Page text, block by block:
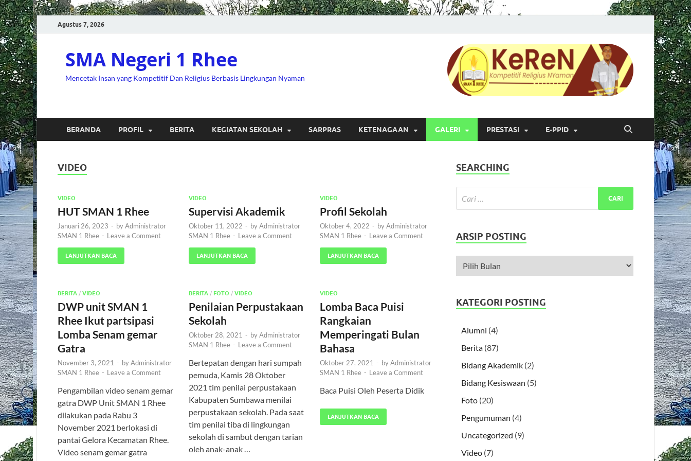
Agustus 7, 2026
SMA Negeri 1 Rhee
Mencetak Insan yang Kompetitif Dan Religius Berbasis Lingkungan Nyaman
BERANDA PROFIL BERITA KEGIATAN SEKOLAH SARPRAS KETENAGAAN GALERI PRESTASI E-PPID
VIDEO
VIDEO
HUT SMAN 1 Rhee
Januari 26, 2023 - byAdministrator
SMAN 1 Rhee - Leave a Comment
LANJUTKAN BACA
VIDEO
Supervisi Akademik
Oktober 11, 2022 - byAdministrator
SMAN 1 Rhee - Leave a Comment
LANJUTKAN BACA
VIDEO
Profil Sekolah
Oktober 4, 2022 - byAdministrator
SMAN 1 Rhee - Leave a Comment
LANJUTKAN BACA
BERITA / VIDEO
DWP unit SMAN 1
Rhee Ikut partsipasi
Lomba Senam gemar
Gatra
November 3, 2021 - byAdministrator
SMAN 1 Rhee - Leave a Comment
Pengambilan video senam gemar
gatra DWP Unit SMAN 1 Rhee
dilakukan pada Rabu 3
November 2021 berlokasi di
pantai Gelora Kecamatan Rhee.
Video senam gemar gatra
BERITA / FOTO / VIDEO
Penilaian Perpustakaan
Sekolah
Oktober 28, 2021 - byAdministrator
SMAN 1 Rhee - Leave a Comment
Bertepatan dengan hari sumpah
pemuda, Kamis 28 Oktober
2021 tim penilai perpustakaan
Kabupaten Sumbawa menilai
perpustakaan sekolah. Pada saat
tim penilai tiba di lingkungan
sekolah di sambut dengan tarian
oleh anak-anak …
VIDEO
Lomba Baca Puisi
Rangkaian
Memperingati Bulan
Bahasa
Oktober 27, 2021 - byAdministrator
SMAN 1 Rhee - Leave a Comment
Baca Puisi Oleh Peserta Didik
LANJUTKAN BACA
SEARCHING
ARSIP POSTING
KATEGORI POSTING
Alumni (4)
Berita (87)
Bidang Akademik (2)
Bidang Kesiswaan (5)
Foto (20)
Pengumuman (4)
Uncategorized (9)
Video (7)